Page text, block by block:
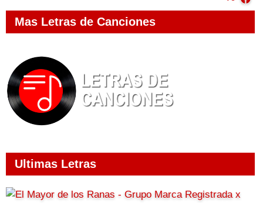
Mas Letras de Canciones
Ultimas Letras